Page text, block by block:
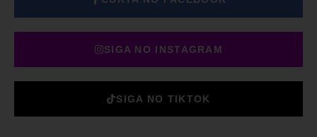
SIGA NO INSTAGRAM
SIGA NO TIKTOK